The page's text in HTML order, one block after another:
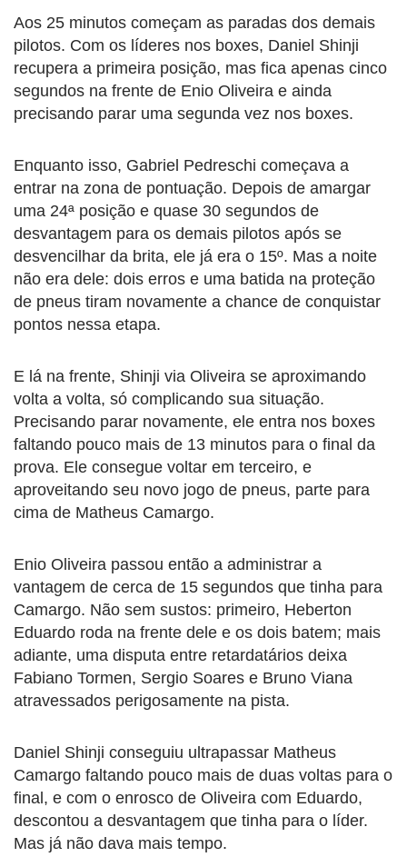
Aos 25 minutos começam as paradas dos demais
pilotos. Com os líderes nos boxes, Daniel Shinji
recupera a primeira posição, mas fica apenas cinco
segundos na frente de Enio Oliveira e ainda
precisando parar uma segunda vez nos boxes.
Enquanto isso, Gabriel Pedreschi começava a
entrar na zona de pontuação. Depois de amargar
uma 24ª posição e quase 30 segundos de
desvantagem para os demais pilotos após se
desvencilhar da brita, ele já era o 15º. Mas a noite
não era dele: dois erros e uma batida na proteção
de pneus tiram novamente a chance de conquistar
pontos nessa etapa.
E lá na frente, Shinji via Oliveira se aproximando
volta a volta, só complicando sua situação.
Precisando parar novamente, ele entra nos boxes
faltando pouco mais de 13 minutos para o final da
prova. Ele consegue voltar em terceiro, e
aproveitando seu novo jogo de pneus, parte para
cima de Matheus Camargo.
Enio Oliveira passou então a administrar a
vantagem de cerca de 15 segundos que tinha para
Camargo. Não sem sustos: primeiro, Heberton
Eduardo roda na frente dele e os dois batem; mais
adiante, uma disputa entre retardatários deixa
Fabiano Tormen, Sergio Soares e Bruno Viana
atravessados perigosamente na pista.
Daniel Shinji conseguiu ultrapassar Matheus
Camargo faltando pouco mais de duas voltas para o
final, e com o enrosco de Oliveira com Eduardo,
descontou a desvantagem que tinha para o líder.
Mas já não dava mais tempo.